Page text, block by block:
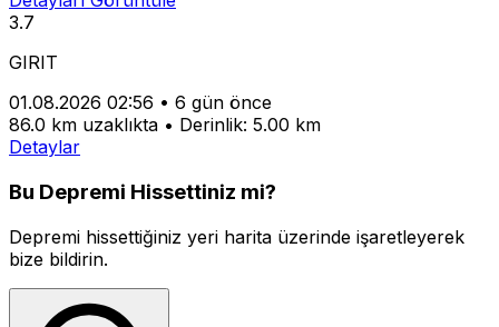
3.7
GIRIT
01.08.2026 02:56 • 6 gün önce
86.0 km uzaklıkta • Derinlik: 5.00 km
Detaylar
Bu Depremi Hissettiniz mi?
Depremi hissettiğiniz yeri harita üzerinde işaretleyerek
bize bildirin.